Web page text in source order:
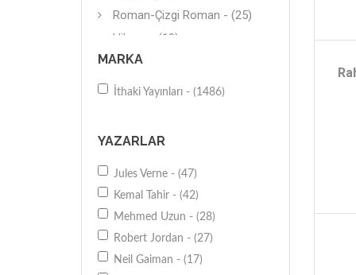
Roman-Çizgi Roman - (25)
Hikaye - (19)
Çizgi Roman - (18)
Diğer - (13)
Bilimkurgu - (12)
Kuram - (11)
Hikaye (Çeviri) - (11)
Sinema - (10)
MARKA
İthaki Yayınları - (1486)
YAZARLAR
Jules Verne - (47)
Kemal Tahir - (42)
Mehmed Uzun - (28)
Robert Jordan - (27)
Neil Gaiman - (17)